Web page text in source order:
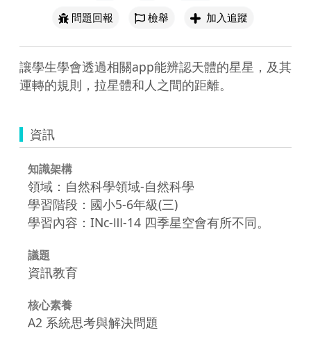
問題回報
檢舉 加入追蹤
讓學生學會透過相關app能辨認天體的星星，及其
運轉的規則，拉星體和人之間的距離。
資訊
知識架構
領域：自然科學領域-自然科學
學習階段：國小5-6年級(三)
學習內容：INc-Ⅲ-14 四季星空會有所不同。
議題
資訊教育
核心素養
A2 系統思考與解決問題